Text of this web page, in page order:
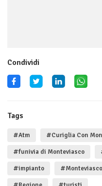
Condividi
Tags
#Atm #Curiglia Con
#funivia di Monteviasco
#impianto #Monteviasco